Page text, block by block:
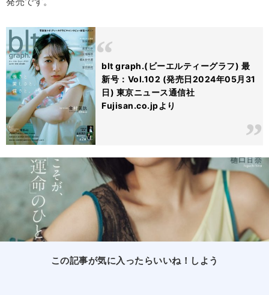
blt graph.(ビーエルティーグラフ) 最
新号：Vol.102 (発売日2024年05月31
日) 東京ニュース通信社
Fujisan.co.jpより
この記事が気に入ったらいいね！しよう